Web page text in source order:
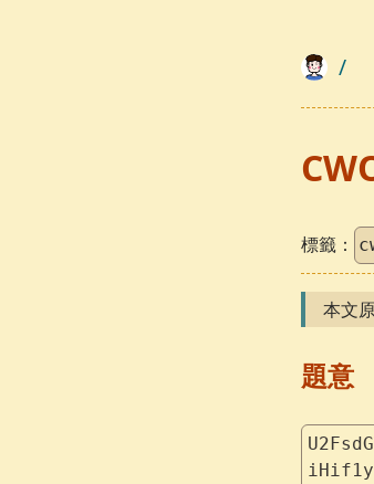
/
標籤：
本文
題意